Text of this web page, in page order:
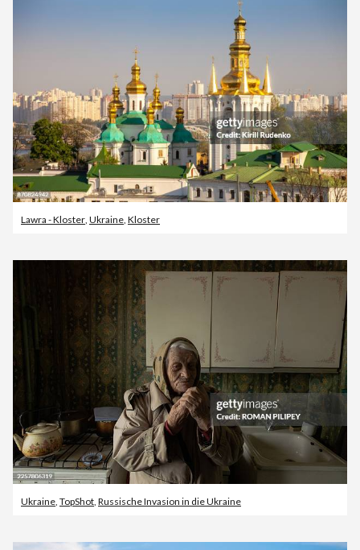
Lawra - Kloster, Ukraine, Kloster
Ukraine TopShot Russische Invasion in die Ukraine